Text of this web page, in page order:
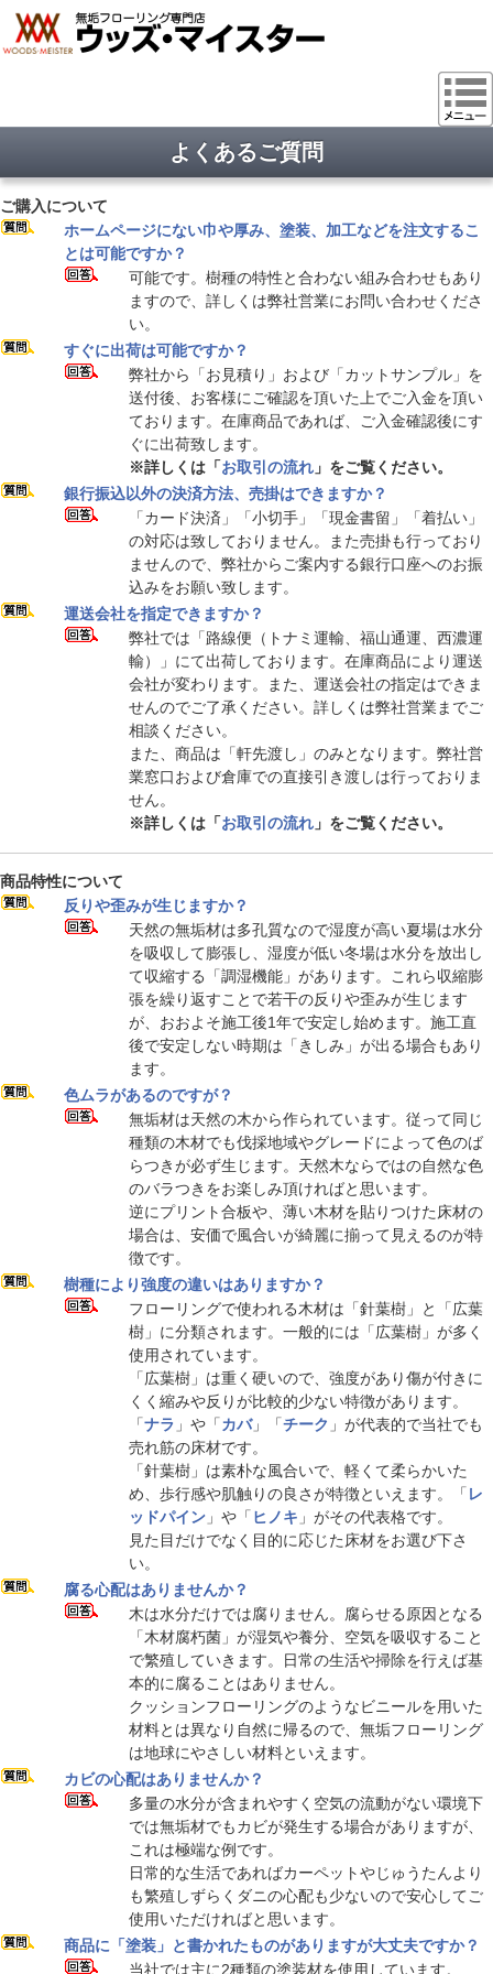
よくあるご質問
ご購入について
ホームページにない巾や厚み、塗装、加工などを注文するこ
とは可能ですか？
可能です。樹種の特性と合わない組み合わせもあり
ますので、詳しくは弊社営業にお問い合わせくださ
い。
すぐに出荷は可能ですか？
弊社から「お見積り」および「カットサンプル」を
送付後、お客様にご確認を頂いた上でご入金を頂い
ております。在庫商品であれば、ご入金確認後にす
ぐに出荷致します。
※詳しくは「お取引の流れ 」をご覧ください。
銀行振込以外の決済方法、売掛はできますか？
「カード決済」「小切手」「現金書留」「着払い」
の対応は致しておりません。また売掛も行っており
ませんので、弊社からご案内する銀行口座へのお振
込みをお願い致します。
運送会社を指定できますか？
弊社では「路線便（トナミ運輸、福山通運、西濃運
輸）」にて出荷しております。在庫商品により運送
会社が変わります。また、運送会社の指定はできま
せんのでご了承ください。詳しくは弊社営業までご
相談ください。
また、商品は「軒先渡し」のみとなります。弊社営
業窓口および倉庫での直接引き渡しは行っておりま
せん。
※詳しくは「お取引の流れ 」をご覧ください。
商品特性について
反りや歪みが生じますか？
天然の無垢材は多孔質なので湿度が高い夏場は水分
を吸収して膨張し、湿度が低い冬場は水分を放出し
て収縮する「調湿機能」があります。これら収縮膨
張を繰り返すことで若干の反りや歪みが生じます
が、おおよそ施工後1年で安定し始めます。施工直
後で安定しない時期は「きしみ」が出る場合もあり
ます。
色ムラがあるのですが？
無垢材は天然の木から作られています。従って同じ
種類の木材でも伐採地域やグレードによって色のば
らつきが必ず生じます。天然木ならではの自然な色
のバラつきをお楽しみ頂ければと思います。
逆にプリント合板や、薄い木材を貼りつけた床材の
場合は、安価で風合いが綺麗に揃って見えるのが特
徴です。
樹種により強度の違いはありますか？
フローリングで使われる木材は「針葉樹」と「広葉
樹」に分類されます。一般的には「広葉樹」が多く
使用されています。
「広葉樹」は重く硬いので、強度があり傷が付きに
くく縮みや反りが比較的少ない特徴があります。
「ナラ 」や「カバ」「チーク 」が代表的で当社でも
売れ筋の床材です。
「針葉樹」は素朴な風合いで、軽くて柔らかいた
め、歩行感や肌触りの良さが特徴といえます。「 レ
ッドパイン 」や「 ヒノキ 」がその代表格です。
見た目だけでなく目的に応じた床材をお選び下さ
い。
腐る心配はありませんか？
木は水分だけでは腐りません。腐らせる原因となる
「木材腐朽菌」が湿気や養分、空気を吸収すること
で繁殖していきます。日常の生活や掃除を行えば基
本的に腐ることはありません。
クッションフローリングのようなビニールを用いた
材料とは異なり自然に帰るので、無垢フローリング
は地球にやさしい材料といえます。
カビの心配はありませんか？
多量の水分が含まれやすく空気の流動がない環境下
では無垢材でもカビが発生する場合がありますが、
これは極端な例です。
日常的な生活であればカーペットやじゅうたんより
も繁殖しずらくダニの心配も少ないので安心してご
使用いただければと思います。
商品に「塗装」と書かれたものがありますが大丈夫ですか？
当社では主に2種類の塗装材を使用しています。